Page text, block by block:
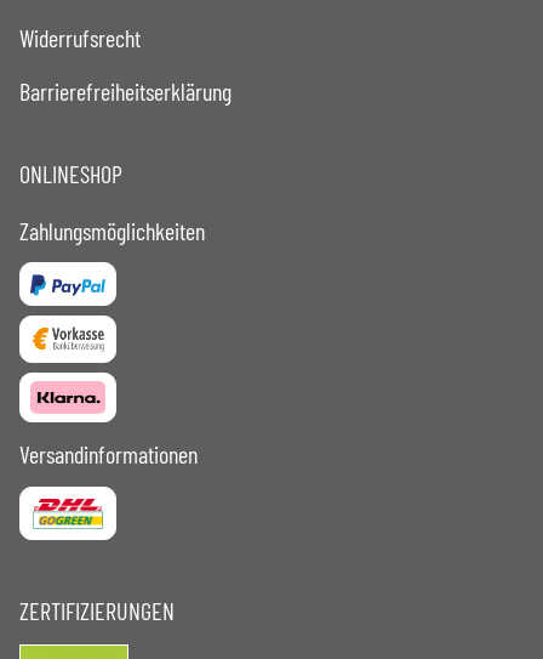
Widerrufsrecht
Barrierefreiheitserklärung
ONLINESHOP
Zahlungsmöglichkeiten
Versandinformationen
ZERTIFIZIERUNGEN